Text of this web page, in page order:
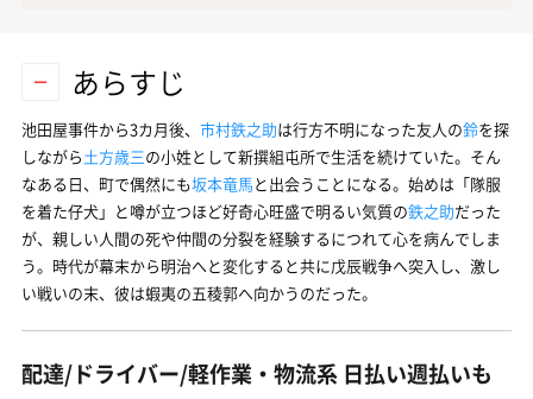
あらすじ
池田屋事件から3カ月後、 市村鉄之助は行方不明になった友人の鈴を探
しながら土方歳三の小姓として新撰組屯所で生活を続けていた。そん
なある日、町で偶然にも坂本竜馬と出会うことになる。始めは「隊服
を着た仔犬」と噂が立つほど好奇心旺盛で明るい気質の鉄之助だった
が、親しい人間の死や仲間の分裂を経験するにつれて心を病んでしま
う。時代が幕末から明治へと変化すると共に戊辰戦争へ突入し、激し
い戦いの末、彼は蝦夷の五稜郭へ向かうのだった。
配達/ドライバー/軽作業・物流系 日払い週払いも